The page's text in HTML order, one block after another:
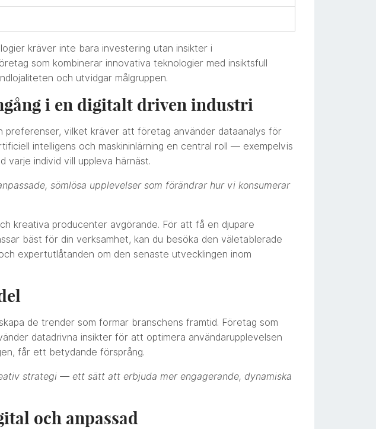
kräver inte bara investering utan insikter i
som kombinerar innovativa teknologier med insiktsfull
och utvidgar målgruppen.
i en digitalt driven industri
vilket kräver att företag använder dataanalys för
intelligens och maskininlärning en central roll — exempelvis
varje individ vill uppleva härnäst.
sömlösa upplevelser som förändrar hur vi konsumerar
kreativa producenter avgörande. För att få en djupare
bäst för din verksamhet, kan du besöka den väletablerade
expertutlåtanden om den senaste utvecklingen inom
de trender som formar branschens framtid. Företag som
datadrivna insikter för att optimera användarupplevelsen
får ett betydande försprång.
strategi — ett sätt att erbjuda mer engagerande, dynamiska
och anpassad